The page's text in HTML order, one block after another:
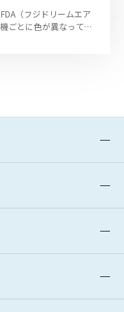
（フジドリームエア
ごとに色が異なってい